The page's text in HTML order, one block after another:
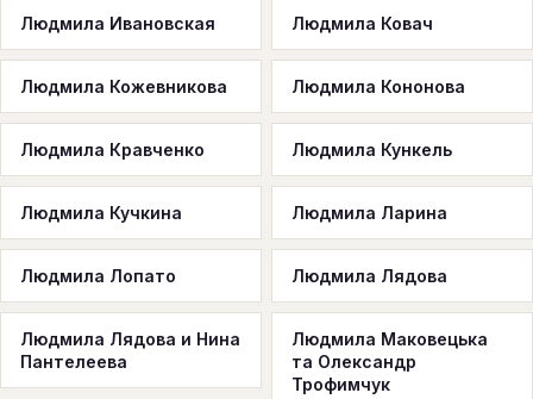
Людмила Ивановская Людмила Ковач
Людмила Кожевникова Людмила Кононова
Людмила Кравченко Людмила Кункель
Людмила Кучкина Людмила Ларина
Людмила Лопато Людмила Лядова
Людмила Лядова и Нина
Пантелеева
Людмила Маковецька
та Олександр
Трофимчук